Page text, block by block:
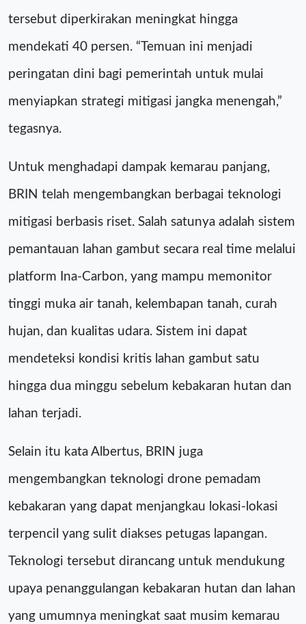
tersebut diperkirakan meningkat hingga
mendekati 40 persen. “Temuan ini menjadi
peringatan dini bagi pemerintah untuk mulai
menyiapkan strategi mitigasi jangka menengah,”
tegasnya.
Untuk menghadapi dampak kemarau panjang,
BRIN telah mengembangkan berbagai teknologi
mitigasi berbasis riset. Salah satunya adalah sistem
pemantauan lahan gambut secara real time melalui
platform Ina-Carbon, yang mampu memonitor
tinggi muka air tanah, kelembapan tanah, curah
hujan, dan kualitas udara. Sistem ini dapat
mendeteksi kondisi kritis lahan gambut satu
hingga dua minggu sebelum kebakaran hutan dan
lahan terjadi.
Selain itu kata Albertus, BRIN juga
mengembangkan teknologi drone pemadam
kebakaran yang dapat menjangkau lokasi-lokasi
terpencil yang sulit diakses petugas lapangan.
Teknologi tersebut dirancang untuk mendukung
upaya penanggulangan kebakaran hutan dan lahan
yang umumnya meningkat saat musim kemarau